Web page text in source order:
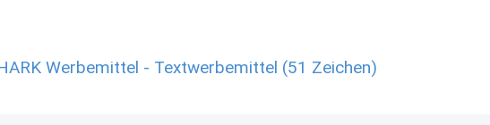
Werbemittel - Textwerbemittel (51 Zeichen)